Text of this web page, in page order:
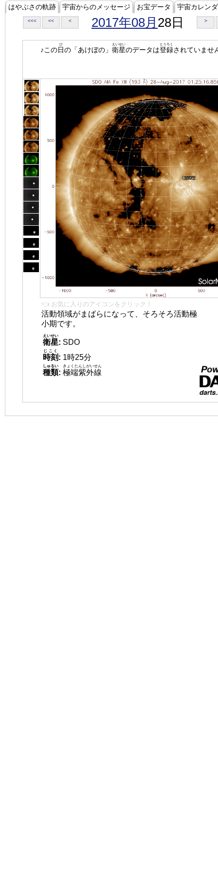
はやぶさの軌跡 宇宙からのメッセージ お宝データ 宇宙カレン
<<< << < 2017年08月 28日 >
♪この日
ひ
の「あけぼの」 衛星
えいせい
のデータは登録
とうろく
されていませ
👈 お気に入りのアイコンをクリック！
活動領域がまばらになって、そろそろ活動極
小期です。
衛星
えいせい
: SDO
時刻
じこく
: 1時25分
種類
しゅるい
: 極端紫外線
きょくたんしがいせん